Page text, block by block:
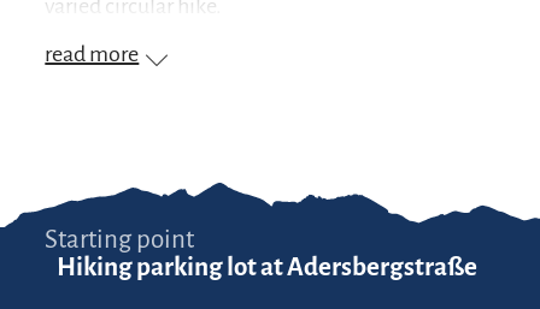
varied circular hike.
read more
Starting point
Hiking parking lot at Adersbergstraße